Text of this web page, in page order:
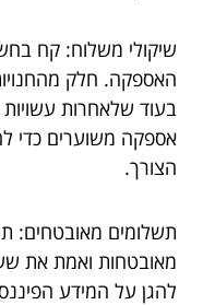
שיקולי משלוח: קח
האספקה. חלק
בעוד שלאחרות עשויות
אספקה משוערים כדי
הצורך.
תשלומים מאובטחים:
מאובטחות ואמת את
להגן על המידע